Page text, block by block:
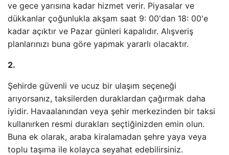
ve gece yarısına kadar hizmet verir. Piyasalar ve
dükkanlar çoğunlukla akşam saat 9: 00'dan 18: 00'e
kadar açıktır ve Pazar günleri kapalıdır. Alışveriş
planlarınızı buna göre yapmak yararlı olacaktır.
2.
Şehirde güvenli ve ucuz bir ulaşım seçeneği
arıyorsanız, taksilerden duraklardan çağırmak daha
iyidir. Havaalanından veya şehir merkezinden bir taksi
kullanırken resmi durakları seçtiğinizden emin olun.
Buna ek olarak, araba kiralamadan şehre yaya veya
toplu taşıma ile kolayca seyahat edebilirsiniz.